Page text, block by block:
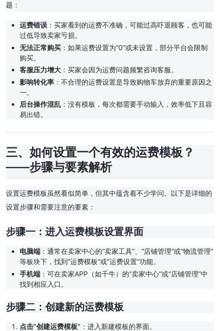
题：
运费错误 ：买家看到的运费不准确，可能过高吓退顾客，也可能
过低导致卖家亏损。
无法正常购买 ：如果运费设置为“0”或未设置，部分平台会限制
购买。
客服压力增大 ：买家会因为运费问题频繁咨询客服。
影响转化率 ：不合理的运费设置是导致购物车放弃的重要原因之
一。
后台操作混乱 ：没有模板，每次都需要手动输入，效率低下且容
易出错。
三、如何设置一个有效的运费模板？
——步骤与要素解析
设置运费模板虽然看似简单，但其中蕴含着不少学问。以下是详细的
设置步骤和需要注意的要素：
步骤一：进入运费模板设置界面
电脑端 ：通常在卖家中心的“卖家工具”、“店铺管理”或“物流管理”
等板块下，找到“运费模板”或“运费设置”功能。
手机端 ：可在卖家APP（如千牛）的“卖家中心”或“店铺管理”中
找到相应入口。
步骤二：创建新的运费模板
点击“创建运费模板” ：进入新建模板的界面。